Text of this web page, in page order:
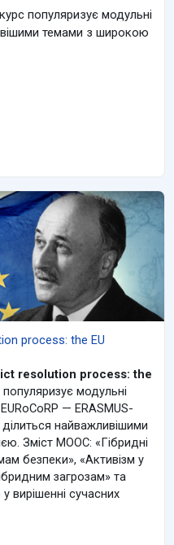
популяризує модульні
темами з широкою
process: the EU experience
process: the EU
resolution process: the
популяризує модульні
— ERASMUS-
найважливішими
Зміст MOOC: «Гібридні
безпеки», «Активізм у
загрозам» та
вирішенні сучасних